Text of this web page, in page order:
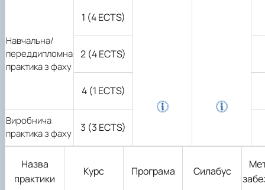
Навчальна/
переддипломна
практика з фаху
1 (4 ECTS)
2 (4 ECTS)
4 (1 ECTS)
Виробнича
практика з фаху
3 (3 ECTS)
Назва
практики
Курс Програма Силабус